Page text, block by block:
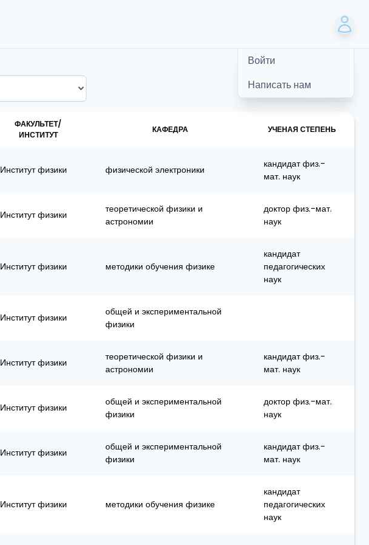
Войти
Написать нам
ФАКУЛЬТЕТ/
ИНСТИТУТ
КАФЕДРА УЧЕНАЯ СТЕПЕНЬ
Институт физики физической электроники
кандидат физ.-
мат. наук
Институт физики
теоретической физики и
астрономии
доктор физ.-мат.
наук
Институт физики методики обучения физике
кандидат
педагогических
наук
Институт физики
общей и экспериментальной
физики
Институт физики
теоретической физики и
астрономии
кандидат физ.-
мат. наук
Институт физики
общей и экспериментальной
физики
доктор физ.-мат.
наук
Институт физики
общей и экспериментальной
физики
кандидат физ.-
мат. наук
Институт физики методики обучения физике
кандидат
педагогических
наук